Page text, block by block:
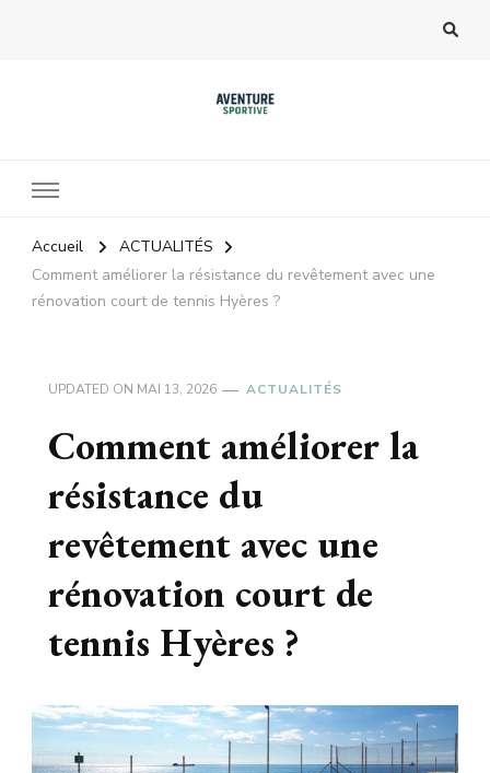
Accueil
ACTUALITÉS
Comment améliorer la résistance du revêtement avec une
rénovation court de tennis Hyères ?
UPDATED ON MAI 13, 2026 ACTUALITÉS
Comment améliorer la
résistance du
revêtement avec une
rénovation court de
tennis Hyères ?